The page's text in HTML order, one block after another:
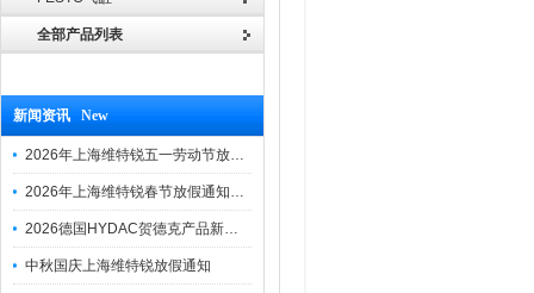
全部产品列表
新闻资讯 New
2026年上海维特锐五一劳动节放假通知
2026年上海维特锐春节放假通知及调班安排
2026德国HYDAC贺德克产品新到一批现货
中秋国庆上海维特锐放假通知